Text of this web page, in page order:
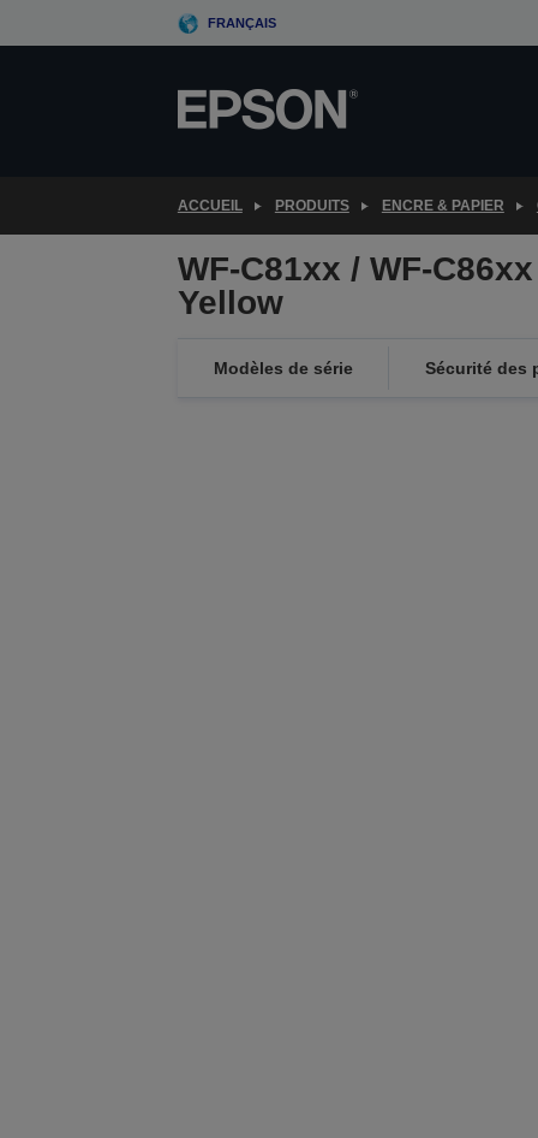
to
FRANÇAIS
ACCUEIL PRODUITS ENCRE & PAPIER
WF-C81xx / WF-
Yellow
Modèles de série Sécurité des